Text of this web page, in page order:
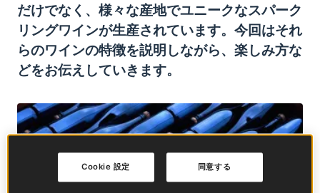
だけでなく、様々な産地でユニークなスパーク
リングワインが生産されています。今回はそれ
らのワインの特徴を説明しながら、楽しみ方な
どをお伝えしていきます。
同意する
Cookie 設定